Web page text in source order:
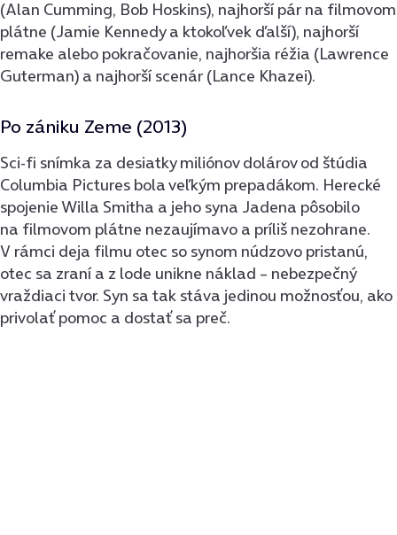
(Alan Cumming, Bob Hoskins), najhorší pár na filmovom
plátne (Jamie Kennedy a ktokoľvek ďalší), najhorší
remake alebo pokračovanie, najhoršia réžia (Lawrence
Guterman) a najhorší scenár (Lance Khazei).
Po zániku Zeme (2013)
Sci-fi snímka za desiatky miliónov dolárov od štúdia
Columbia Pictures bola veľkým prepadákom. Herecké
spojenie Willa Smitha a jeho syna Jadena pôsobilo
na filmovom plátne nezaujímavo a príliš nezohrane.
V rámci deja filmu otec so synom núdzovo pristanú,
otec sa zraní a z lode unikne náklad – nebezpečný
vraždiaci tvor. Syn sa tak stáva jedinou možnosťou, ako
privolať pomoc a dostať sa preč.